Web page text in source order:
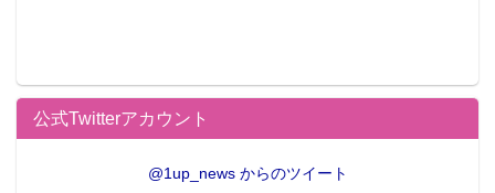
公式Twitterアカウント
@1up_news からのツイート